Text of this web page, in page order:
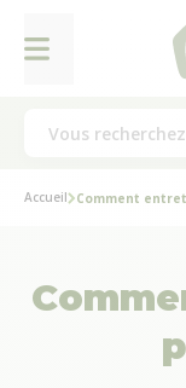
Accueil Comment